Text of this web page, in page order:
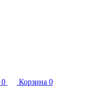
0 Корзина 0